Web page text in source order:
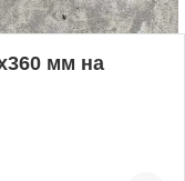
мм на